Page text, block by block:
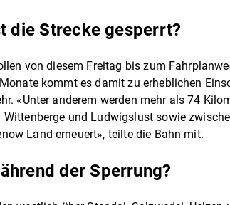
die Strecke gesperrt?
von diesem Freitag bis zum
kommt es damit zu erheblichen
«Unter anderem werden mehr als 74
Wittenberge und Ludwigslust sowie
Land erneuert», teilte die Bahn mit.
der Sperrung?